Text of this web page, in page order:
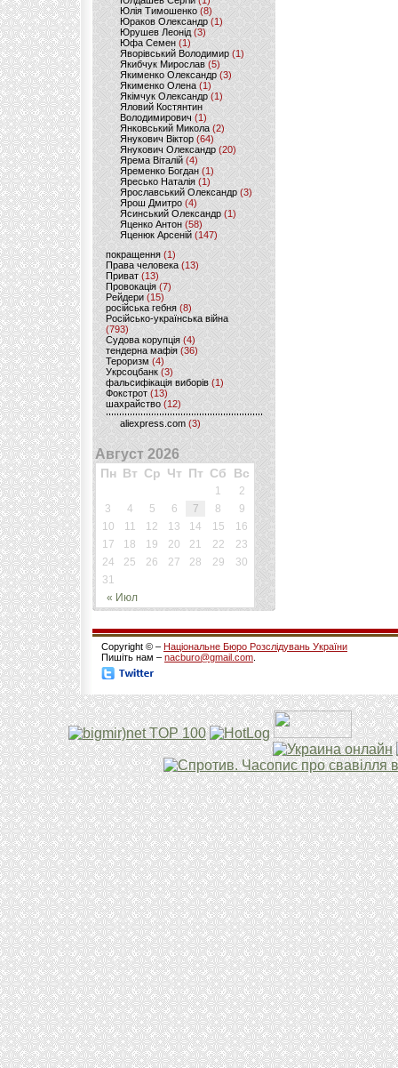
Юлія Тимошенко (8)
Юраков Олександр (1)
Юрушев Леонід (3)
Юфа Семен (1)
Яворівський Володимир (1)
Якибчук Мирослав (5)
Якименко Олександр (3)
Якименко Олена(1)
Якімчук Олександр (1)
Яловий Костянтин
Володимирович (1)
Янковський Микола(2)
Янукович Віктор (64)
Янукович Олександр(20)
Ярема Віталій(4)
Яременко Богдан(1)
Яресько Наталія(1)
Ярославський Олександр (3)
Ярош Дмитро (4)
Ясинський Олександр (1)
Яценко Антон(58)
Яценюк Арсеній (147)
покращення (1)
Права человека(13)
Приват (13)
Провокація (7)
Рейдери (15)
російська гебня (8)
Російсько-українська війна
(793)
Судова корупція (4)
тендерна мафія (36)
Тероризм (4)
Укрсоцбанк (3)
фальсифікація виборів (1)
Фокстрот(13)
шахрайство (12)
aliexpress.com (3)
Август 2026
Пн Вт Ср Чт Пт Сб Вс
« Июл
1
2
3
4 5 6 7 8
9
10
11 12 13 14 15
16
17
18 19 20 21 22
23
24
25 26 27 28 29
30
31
Copyright © – Національне Бюро Розслідувань України
Пишіть нам – nacburo@gmail.com